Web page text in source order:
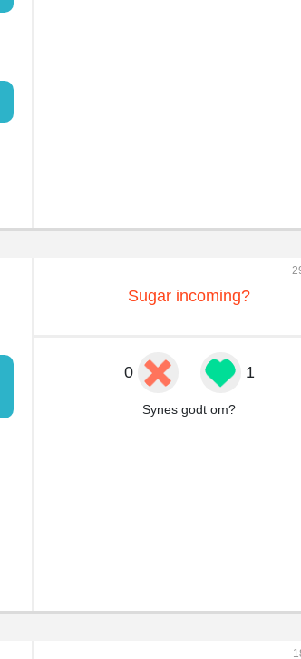
Sugar incoming?
0 1
Synes godt om?